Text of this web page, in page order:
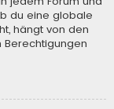
du eine globale
hängt von den